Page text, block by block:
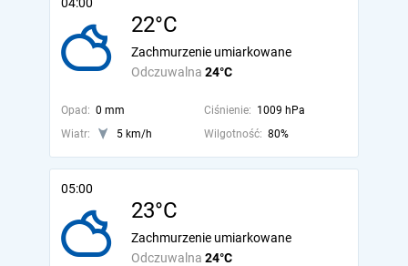
22°C
Odczuwalna 24°C
Zachmurzenie umiarkowane
Opad: 0 mm Ciśnienie: 1009 hPa
Wiatr:
5 km/h Wilgotność: 80%
05:00
23°C
Odczuwalna 24°C
Zachmurzenie umiarkowane